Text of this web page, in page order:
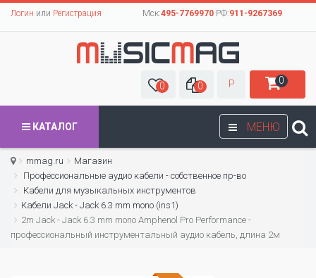
Логин или Регистрация Мск:495-7769970РФ:911-9267369
0 0 Р 0
МЕНЮ
КАТАЛОГ
mmag.ru
Магазин
Профессиональные аудио кабели - собственное пр-во
Кабели для музыкальных инструментов
Кабели Jack - Jack 6.3 mm mono (ins1)
2m Jack - Jack 6.3 mm mono Amphenol Pro Performance -
профессиональный инструментальный аудио кабель, длина 2м